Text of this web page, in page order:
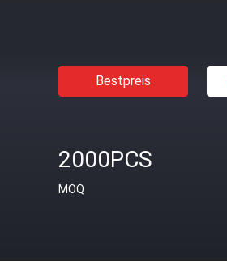
Bestpreis
2000PCS
MOQ